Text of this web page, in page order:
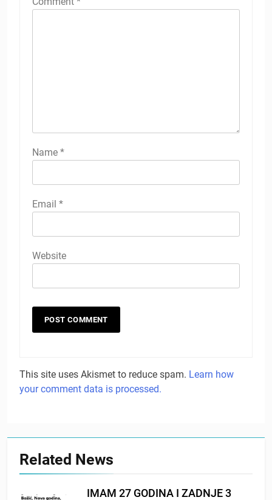
Name *
Email *
Website
This site uses Akismet to reduce spam. Learn how
your comment data is processed.
Related News
IMAM 27 GODINA I ZADNJE 3